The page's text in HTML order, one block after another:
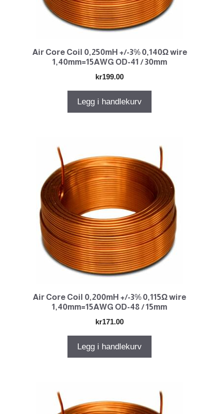
Air Core Coil 0,250mH +/-3% 0,140Ω wire
1,40mm=15AWG OD-41 / 30mm
kr199.00
Legg i handlekurv
Air Core Coil 0,200mH +/-3% 0,115Ω wire
1,40mm=15AWG OD-48 / 15mm
kr171.00
Legg i handlekurv